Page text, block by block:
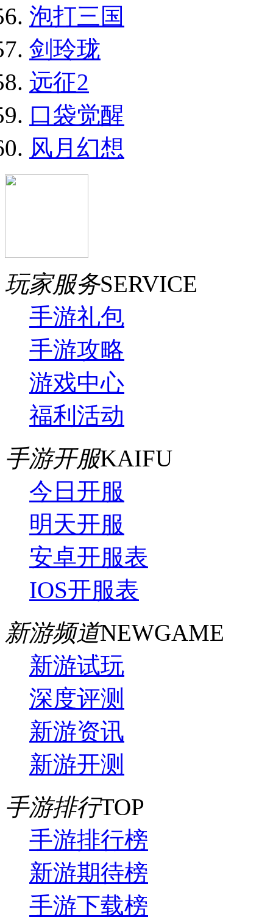
泡打三国
剑玲珑
远征2
口袋觉醒
风月幻想
玩家服务SERVICE
手游礼包
手游攻略
游戏中心
福利活动
手游开服KAIFU
今日开服
明天开服
安卓开服表
IOS开服表
新游频道NEWGAME
新游试玩
深度评测
新游资讯
新游开测
手游排行TOP
手游排行榜
新游期待榜
手游下载榜